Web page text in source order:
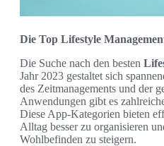
Die Top Lifestyle
Die Suche nach den besten
Jahr 2023 gestaltet sich
des Zeitmanagements und der
Anwendungen gibt es
Diese App-Kategorien bieten
Alltag besser zu organisieren
Wohlbefinden zu steigern.